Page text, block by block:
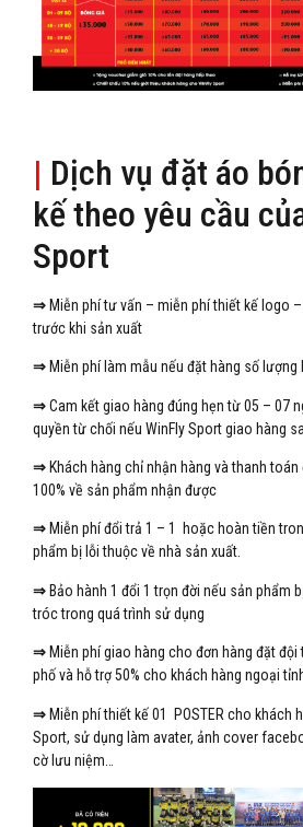
| Dịch vụ đặt áo
kế theo yêu cầu
Sport
⇒ Miễn phí tư vấn – miễn phí thiết kế logo
trước khi sản xuất
⇒ Miễn phí làm mẫu nếu đặt hàng số lượng
⇒Cam kết giao hàng đúng hẹn từ 05 – 07
quyền từ chối nếu WinFly Sport giao hàng
⇒ Khách hàng chỉ nhận hàng và thanh
100% về sản phẩm nhận được
⇒ Miễn phí đổi trả 1 – 1 hoặc hoàn tiền
phẩm bị lỗi thuộc về nhà sản xuất.
⇒ Bảo hành 1 đổi 1 trọn đời nếu sản phẩm
tróc trong quá trình sử dụng
⇒ Miễn phí giao hàng cho đơn hàng đặt
phố và hỗ trợ 50% cho khách hàng ngoại
⇒ Miễn phí thiết kế 01 POSTER cho khách
Sport, sử dụng làm avater, ảnh cover
cờ lưu niệm…